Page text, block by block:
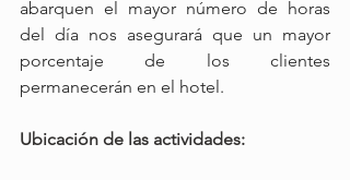
abarquen el mayor número de horas
del día nos asegurará que un mayor
porcentaje de los clientes
permanecerán en el hotel.
Ubicación de las actividades: